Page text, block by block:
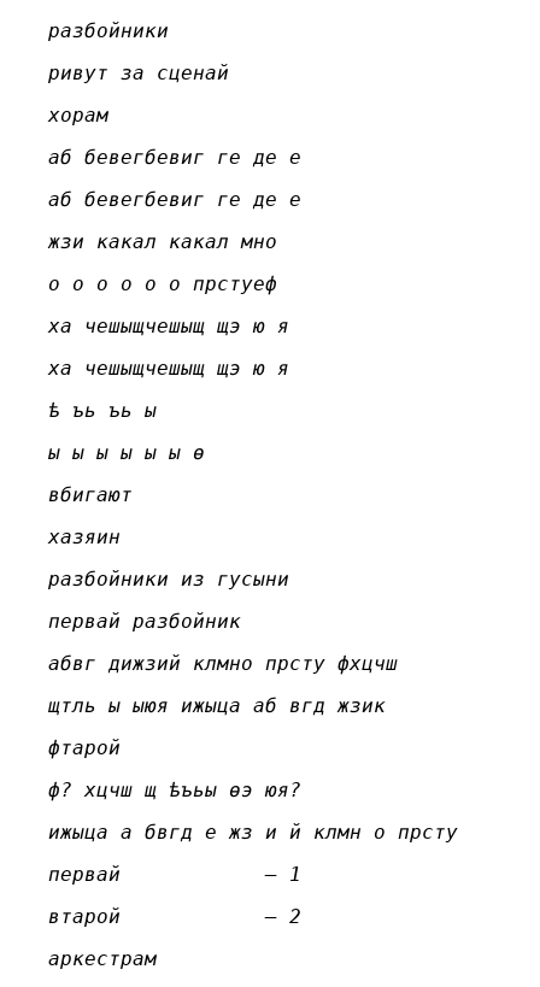
разбойники
ривут за сценай
хорам
аб бевегбевиг ге де е
аб бевегбевиг ге де е
жзи какал какал мно
о о о о о о прстуеф
ха чешыщчешыщ щэ ю я
ха чешыщчешыщ щэ ю я
ѣ ъь ъь ы
ы ы ы ы ы ы ѳ
вбигают
хазяин
разбойники из гусыни
первай разбойник
абвг дижзий клмно прсту фхцчш
щтль ы ыюя ижыца аб вгд жзик
фтарой
ф? хцчш щ ѣъьы ѳэ юя?
ижыца а бвгд е жз и й клмн о прсту
первай – 1
втарой – 2
аркестрам